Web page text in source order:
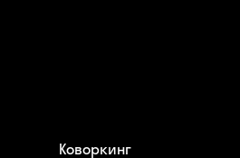
Коворкинг